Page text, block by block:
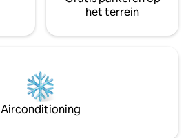
het terrein
Airconditioning